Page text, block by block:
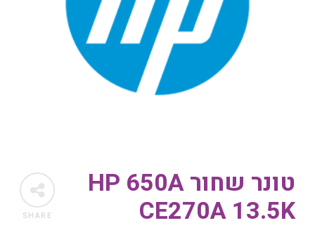
SHARE
טונר שחור HP 650A
CE270A 13.5K